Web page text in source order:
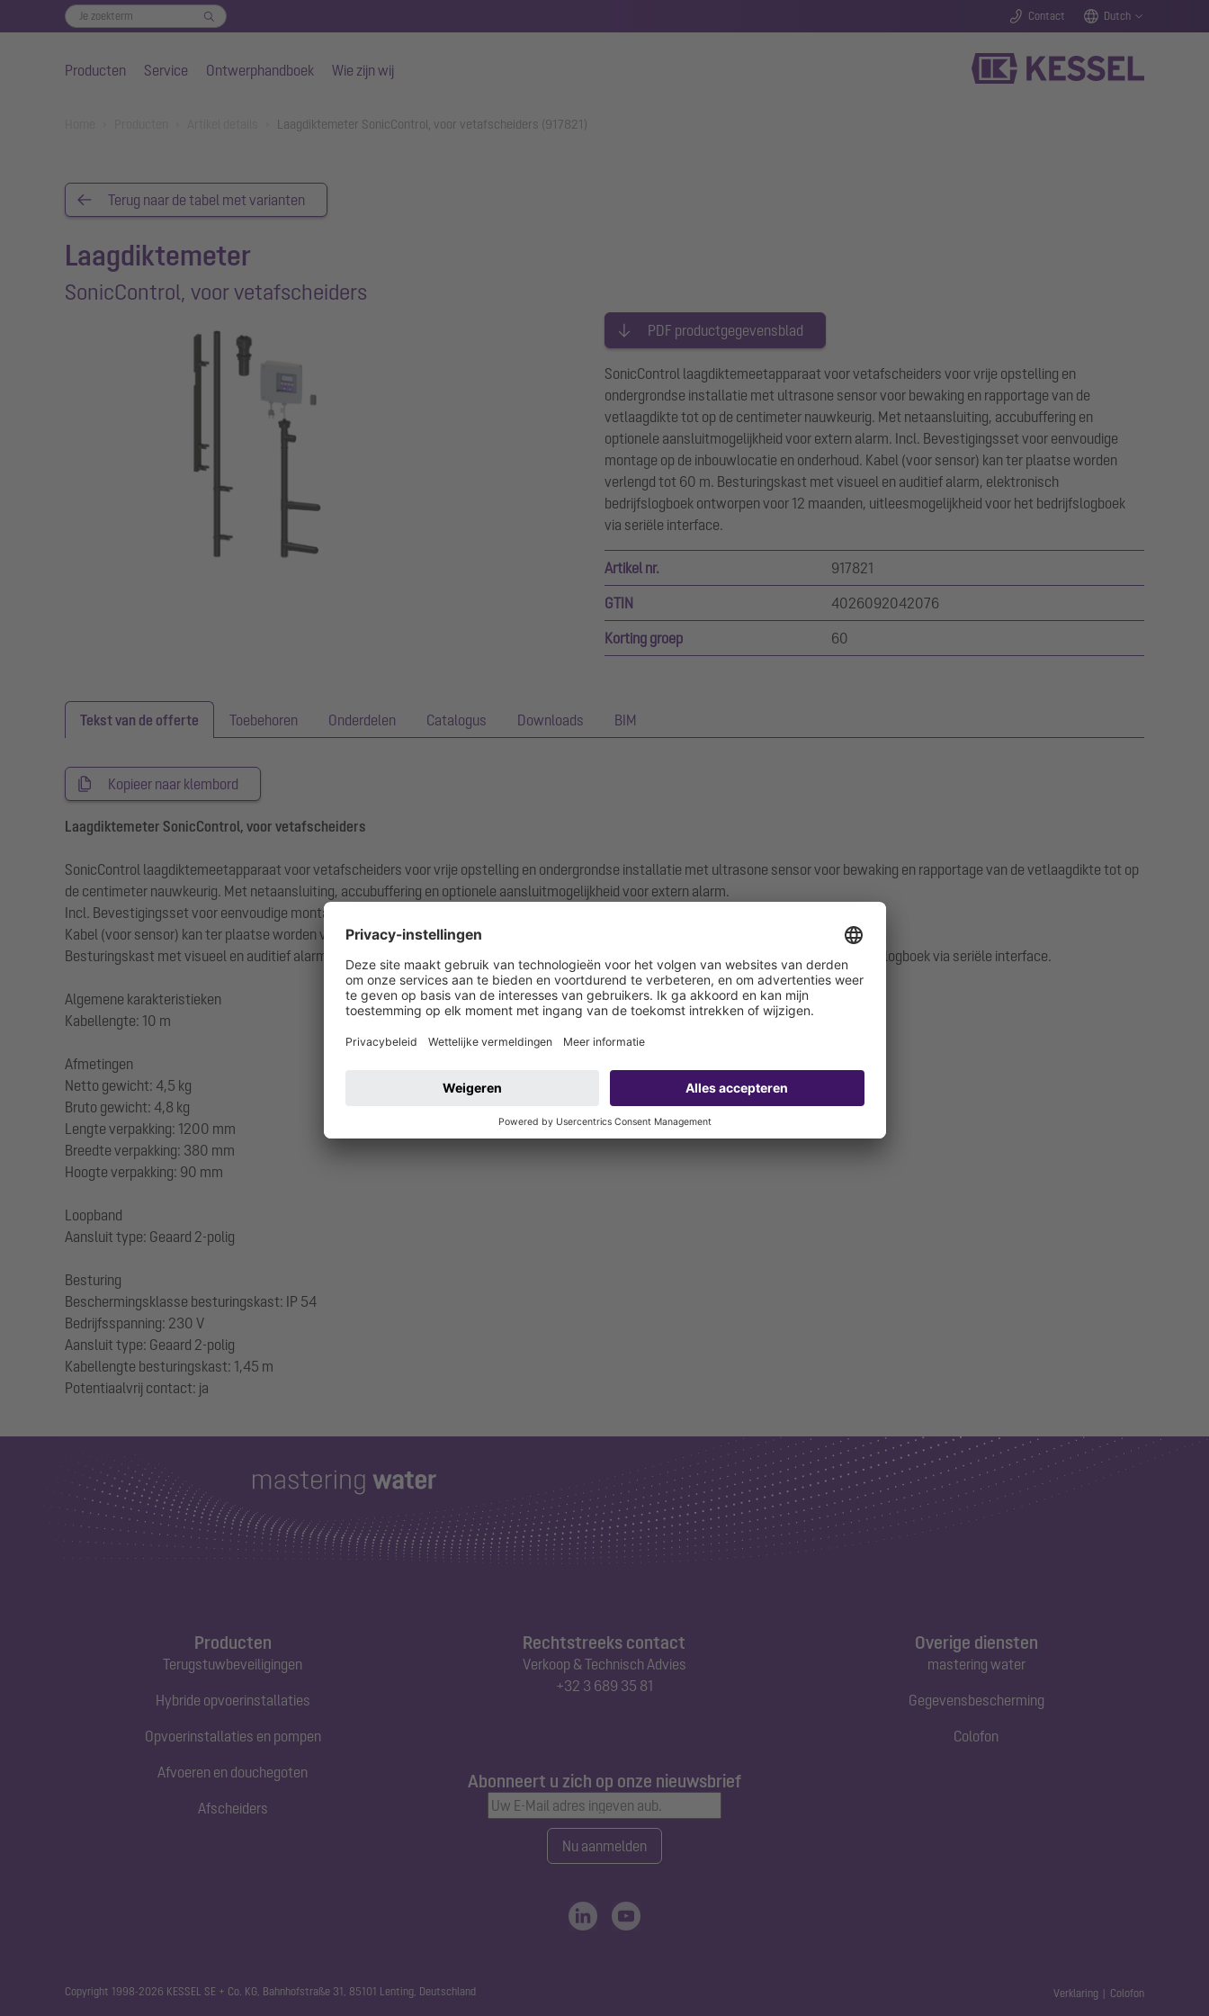
Contact Dutch
Producten Service Ontwerphandboek Wie zijn wij
Laagdiktemeter SonicControl, voor vetafscheiders (917821)
Terug naar de tabel met varianten
Laagdiktemeter
SonicControl, voor vetafscheiders
PDF productgegevensblad
SonicControl laagdiktemeetapparaat voor vetafscheiders voor vrije opstelling en
ondergrondse installatie met ultrasone sensor voor bewaking en rapportage van de
vetlaagdikte tot op de centimeter nauwkeurig. Met netaansluiting, accubuffering en
optionele aansluitmogelijkheid voor extern alarm. Incl. Bevestigingsset voor eenvoudige
montage op de inbouwlocatie en onderhoud. Kabel (voor sensor) kan ter plaatse worden
verlengd tot 60 m. Besturingskast met visueel en auditief alarm, elektronisch
bedrijfslogboek ontworpen voor 12 maanden, uitleesmogelijkheid voor het bedrijfslogboek
via seriële interface.
Artikel nr. 917821
GTIN 4026092042076
Korting groep 60
Tekst van de offerte Toebehoren Onderdelen Catalogus Downloads BIM
Kopieer naar klembord
Laagdiktemeter SonicControl, voor vetafscheiders
SonicControl laagdiktemeetapparaat voor vetafscheiders voor vrije opstelling en ondergrondse installatie met ultrasone sensor voor bewaking en rapportage van de vetlaagdikte tot op
de centimeter nauwkeurig. Met netaansluiting, accubuffering en optionele aansluitmogelijkheid voor extern alarm.
Incl. Bevestigingsset voor eenvoudige montage op de inbouwlocatie en onderhoud.
Kabel (voor sensor) kan ter plaatse worden verlengd tot 60 m.
Besturingskast met visueel en auditief alarm, elektronisch bedrijfslogboek ontworpen voor 12 maanden, uitleesmogelijkheid voor het bedrijfslogboek via seriële interface.
Algemene karakteristieken
Kabellengte: 10 m
Afmetingen
Netto gewicht: 4,5 kg
Bruto gewicht: 4,8 kg
Lengte verpakking: 1200 mm
Breedte verpakking: 380 mm
Hoogte verpakking: 90 mm
Loopband
Aansluit type: Geaard 2-polig
Besturing
Beschermingsklasse besturingskast: IP 54
Bedrijfsspanning: 230 V
Aansluit type: Geaard 2-polig
Kabellengte besturingskast: 1,45 m
Producten
Terugstuwbeveiligingen
Hybride opvoerinstallaties
Opvoerinstallaties en pompen
Afvoeren en douchegoten
Afscheiders
Rechtstreeks contact
Verkoop & Technisch Advies
+32 3 689 35 81
Abonneert u zich op onze nieuwsbrief
Nu aanmelden
Overige diensten
mastering water
Gegevensbescherming
Colofon
Copyright 1998-2026 KESSEL SE + Co. KG, Bahnhofstraße 31, 85101 Lenting, Deutschland Verklaring Colofon